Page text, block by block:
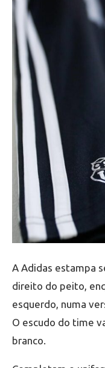
A Adidas estampa
direito do peito,
esquerdo, numa
O escudo do time
branco.